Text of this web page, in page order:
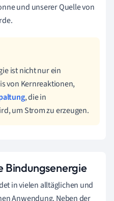
und unserer Quelle von
ist nicht nur ein
von Kernreaktionen,
, die in
um Strom zu erzeugen.
Bindungsenergie
in vielen alltäglichen und
Anwendung. Neben der